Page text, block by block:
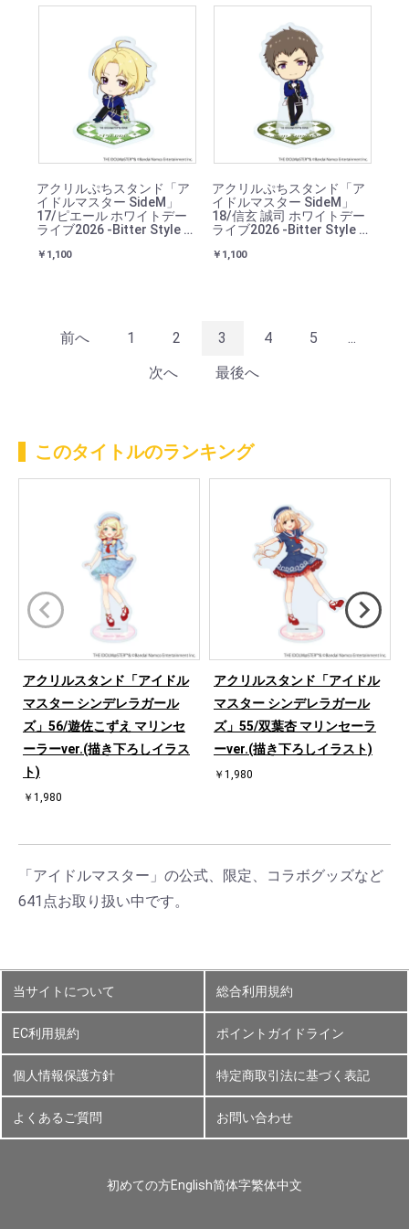
アクリルぷちスタンド「ア
イドルマスター SideM」
17/ピエール ホワイトデー
ライブ2026 -Bitter Style by
￥1,100
アクリルぷちスタンド「ア
イドルマスター SideM」
18/信玄 誠司 ホワイトデー
ライブ2026 -Bitter Style by
￥1,100
前へ 1 2 3 4 5
...
次へ
最後へ
このタイトルのランキング
アクリルスタンド「アイドル
マスター シンデレラガール
ズ」56/遊佐こずえ マリンセ
ーラーver.(描き下ろしイラス
ト)
￥1,980
アクリルスタンド「アイドル
マスター シンデレラガール
ズ」55/双葉杏 マリンセーラ
ーver.(描き下ろしイラスト)
￥1,980
「アイドルマスター」の公式、限定、コラボグッズなど
641点お取り扱い中です。
当サイトについて 総合利用規約
EC利用規約 ポイントガイドライン
個人情報保護方針 特定商取引法に基づく表記
よくあるご質問 お問い合わせ
初めての方English简体字繁体中文